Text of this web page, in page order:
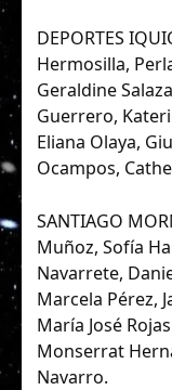
DEPORTES
Hermosilla,
Geraldine
Guerrero,
Eliana Olaya,
Ocampos,
SANTIAGO
Muñoz, Sofía
Navarrete,
Marcela Pérez,
María José
Monserrat
Navarro.